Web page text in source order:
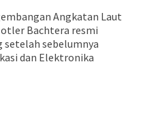
Angkatan Laut
Bachtera resmi
sebelumnya
dan Elektronika